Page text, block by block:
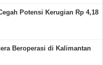
Potensi Kerugian Rp 4,18
Beroperasi di Kalimantan